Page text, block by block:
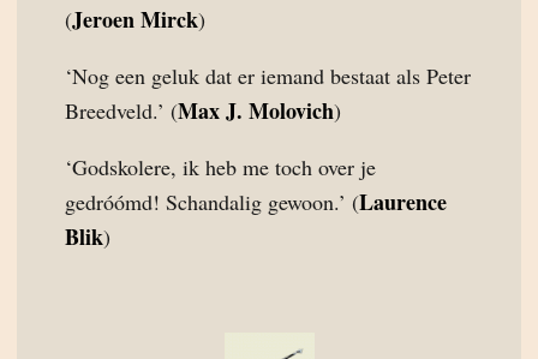
(Jeroen Mirck)
‘Nog een geluk dat er iemand bestaat als Peter
Breedveld.’ (Max J. Molovich)
‘Godskolere, ik heb me toch over je
gedróómd! Schandalig gewoon.’ (Laurence
Blik)